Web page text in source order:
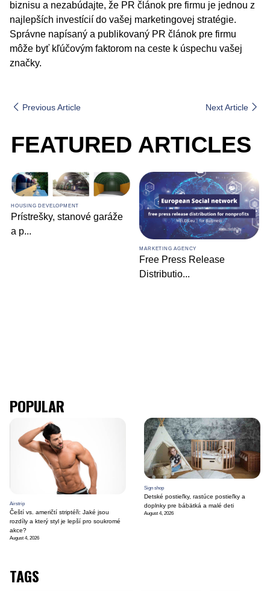
biznisu a nezabúdajte, že PR článok pre firmu je jednou z
najlepších investícií do vašej marketingovej stratégie.
Správne napísaný a publikovaný PR článok pre firmu
môže byť kľúčovým faktorom na ceste k úspechu vašej
značky.
Previous Article Next Article
FEATURED ARTICLES
HOUSING DEVELOPMENT
Prístrešky, stanové garáže
a p...
MARKETING AGENCY
Free Press Release
Distributio...
POPULAR
Airstrip
Čeští vs. američtí striptéři: Jaké jsou
rozdíly a který styl je lepší pro soukromé
akce?
August 4, 2026
Sign shop
Detské postieľky, rastúce postieľky a
doplnky pre bábätká a malé deti
August 4, 2026
TAGS